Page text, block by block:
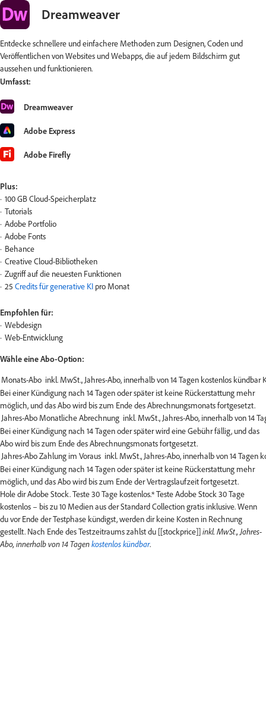
Dreamweaver
Entdecke schnellere und einfachere Methoden zum Designen, Coden und
Veröffentlichen von Websites und Webapps, die auf jedem Bildschirm gut
aussehen und funktionieren.
Umfasst:
Dreamweaver
Adobe Express
Adobe Firefly
Plus:
100 GB Cloud-Speicherplatz
Tutorials
Adobe Portfolio
Adobe Fonts
Behance
Creative Cloud-Bibliotheken
Zugriff auf die neuesten Funktionen
25 Credits für generative KI pro Monat
Empfohlen für:
Webdesign
Web-Entwicklung
Wähle eine Abo-Option:
Bei einer Kündigung nach 14 Tagen oder später ist keine Rückerstattung mehr
möglich, und das Abo wird bis zum Ende des Abrechnungsmonats fortgesetzt.
Bei einer Kündigung nach 14 Tagen oder später wird eine Gebühr fällig, und das
Abo wird bis zum Ende des Abrechnungsmonats fortgesetzt.
Bei einer Kündigung nach 14 Tagen oder später ist keine Rückerstattung mehr
möglich, und das Abo wird bis zum Ende der Vertragslaufzeit fortgesetzt.
Hole dir Adobe Stock. Teste 30 Tage kostenlos.*Teste Adobe Stock 30 Tage
kostenlos – bis zu 10 Medien aus der Standard Collection gratis inklusive. Wenn
du vor Ende der Testphase kündigst, werden dir keine Kosten in Rechnung
gestellt. Nach Ende des Testzeitraums zahlst du [[stockprice]]inkl. MwSt., Jahres-
Abo, innerhalb von 14 Tagenkostenlos kündbar.